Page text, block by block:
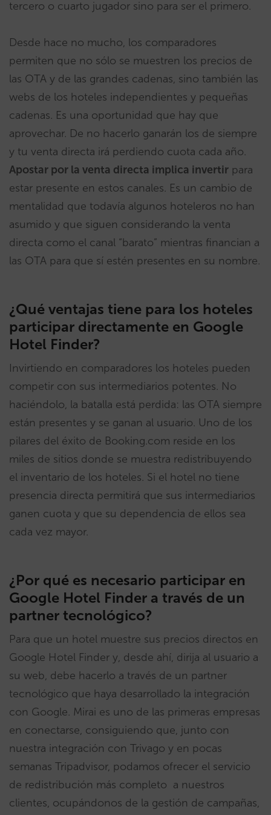
tercero o cuarto jugador sino para ser el primero.
Desde hace no mucho, los comparadores
permiten que no sólo se muestren los precios de
las OTA y de las grandes cadenas, sino también las
webs de los hoteles independientes y pequeñas
cadenas. Es una oportunidad que hay que
aprovechar. De no hacerlo ganarán los de siempre
y tu venta directa irá perdiendo cuota cada año.
Apostar por la venta directa implica invertir para
estar presente en estos canales. Es un cambio de
mentalidad que todavía algunos hoteleros no han
asumido y que siguen considerando la venta
directa como el canal “barato” mientras financian a
las OTA para que sí estén presentes en su nombre.
¿Qué ventajas tiene para los hoteles
participar directamente en Google
Hotel Finder?
Invirtiendo en comparadores los hoteles pueden
competir con sus intermediarios potentes. No
haciéndolo, la batalla está perdida: las OTA siempre
están presentes y se ganan al usuario. Uno de los
pilares del éxito de Booking.com reside en los
miles de sitios donde se muestra redistribuyendo
el inventario de los hoteles. Si el hotel no tiene
presencia directa permitirá que sus intermediarios
ganen cuota y que su dependencia de ellos sea
cada vez mayor.
¿Por qué es necesario participar en
Google Hotel Finder a través de un
partner tecnológico?
Para que un hotel muestre sus precios directos en
Google Hotel Finder y, desde ahí, dirija al usuario a
su web, debe hacerlo a través de un partner
tecnológico que haya desarrollado la integración
con Google. Mirai es uno de las primeras empresas
en conectarse, consiguiendo que, junto con
nuestra integración con Trivago y en pocas
semanas Tripadvisor, podamos ofrecer el servicio
de redistribución más completo a nuestros
clientes, ocupándonos de la gestión de campañas,